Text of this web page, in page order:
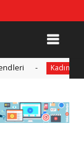
Kadın Her